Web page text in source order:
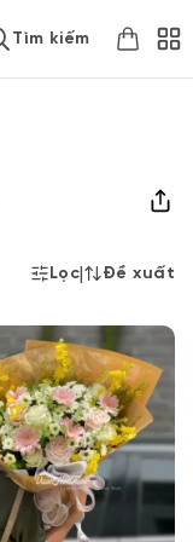
Tìm kiếm
Lọc Đề xuất